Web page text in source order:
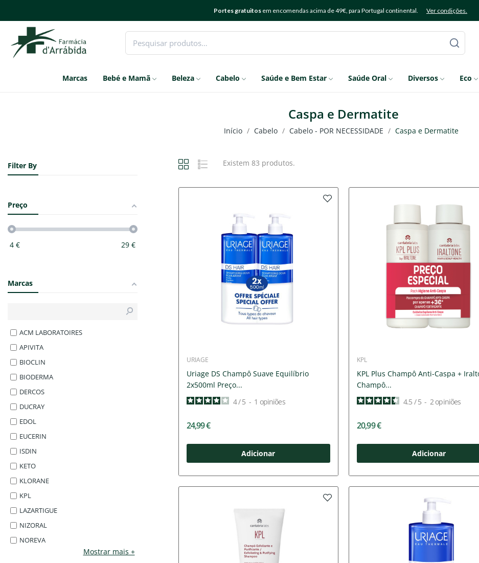
Portes gratuitos em encomendas acima de 49€, para Portugal continental. Ver condições.
Marcas Bebé e Mamã Beleza Cabelo Saúde e Bem Estar Saúde Oral Diversos Eco
Caspa e Dermatite
Início Cabelo Cabelo - POR NECESSIDADE Caspa e Dermatite
Filter By
Preço
4 € 29€
Marcas
ACM LABORATOIRES
APIVITA
BIOCLIN
BIODERMA
DERCOS
DUCRAY
EDOL
EUCERIN
ISDIN
KETO
KLORANE
KPL
LAZARTIGUE
NIZORAL
NOREVA
Mostrar mais +
Existem 83 produtos.
URIAGE
Uriage DS Champô Suave Equilíbrio
2x500ml Preço...
4/ 5 - 1 opiniões
24,99 €
Adicionar
KPL
KPL Plus Champô Anti-Caspa +
Champô...
4.5 / 5 - 2opiniões
20,99 €
Adicionar